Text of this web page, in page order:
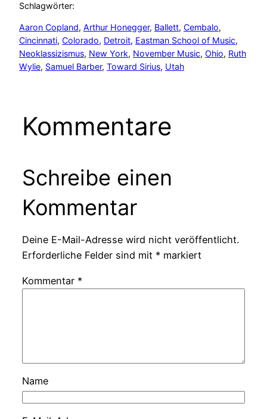
Schlagwörter:
Aaron Copland, Arthur Honegger, Ballett, Cembalo
Cincinnati, Colorado, Detroit, Eastman School of Music
Neoklassizismus, New York, November Music, Ohio, Ruth
Wylie, Samuel Barber, Toward Sirius, Utah
Kommentare
Schreibe einen
Kommentar
Deine E-Mail-Adresse wird nicht veröffentlicht.
Erforderliche Felder sind mit * markiert
Kommentar *
Name